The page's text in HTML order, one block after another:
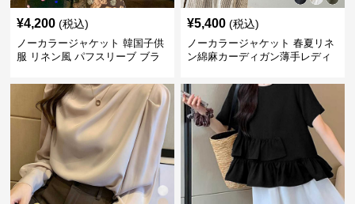
¥4,200 (税込)
ノーカラージャケット 韓国子供
服 リネン風 パフスリーブ ブラ
¥5,400 (税込)
ノーカラージャケット 春夏リネ
ン綿麻カーディガン薄手レディ